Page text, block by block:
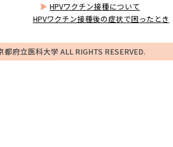
HPVワクチン接種について
HPVワクチン接種後の症状で困ったとき
都府立医科大学 ALL RIGHTS RESERVED.